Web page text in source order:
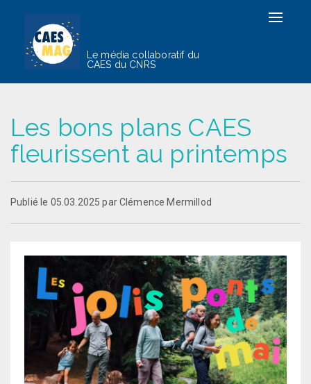
Le média collaboratif du
CAES du CNRS
Toggle
Les bons plans CAES
fleurissent au printemps
Publié le 05.03.2025 par Clémence Mermillod